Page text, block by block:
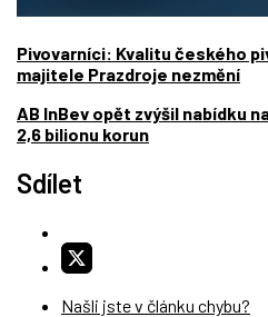
Pivovarníci: Kvalitu českého
majitele Prazdroje nezmění
AB InBev opět zvýšil nabídku
2,6 bilionu korun
Sdílet
Našli jste v článku chybu?